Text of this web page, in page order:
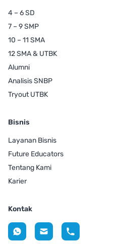
4 – 6 SD
7 – 9 SMP
10 – 11 SMA
12 SMA & UTBK
Alumni
Analisis SNBP
Tryout UTBK
Bisnis
Layanan Bisnis
Future Educators
Tentang Kami
Karier
Kontak